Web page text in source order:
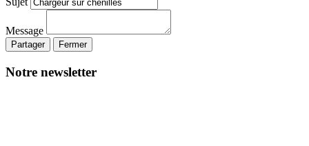
Message
Partager Fermer
Notre newsletter